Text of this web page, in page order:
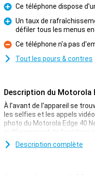
Pour
Ce téléphone dispose
Pour
Un taux de
défiler tous les menus en
Contre
Ce téléphone n'a pas
Tout les pours & contres
Description du Motorola
À l'avant de l'appareil se
les selfies et les appels
photo du Motorola Edge 40
suffisamment de
sociaux. L'objectif principal
prennent de bonnes photos,
Description complète